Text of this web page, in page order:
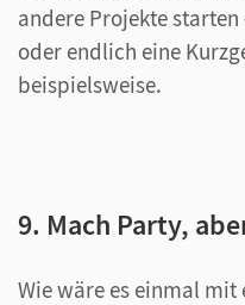
andere Projekte
oder endlich eine
beispielsweise.
9. Mach Party,
Wie wäre es einmal mit